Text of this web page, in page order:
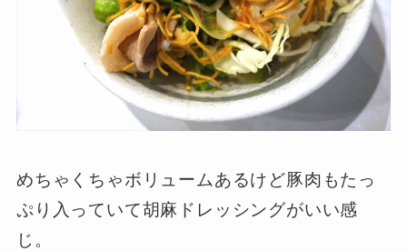
めちゃくちゃボリュームあるけど豚肉もたっ
ぷり入っていて胡麻ドレッシングがいい感
じ。